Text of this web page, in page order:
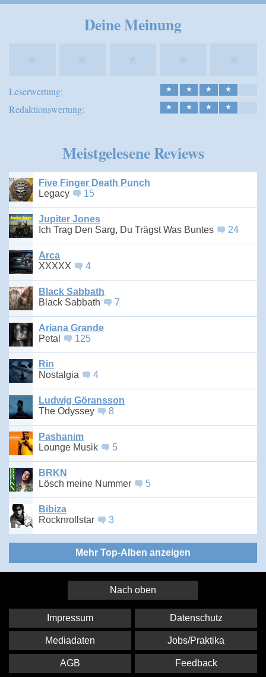
Deine Meinung
Leserwertung: ★ ★ ★ ★
Redaktionswertung: ★ ★ ★ ★
Meistgelesene Reviews
Five Finger Death Punch
Legacy
15
Jupiter Jones
Ich Trag Den Sarg, Du Trägst Was Buntes
24
Arca
XXXXX
4
Black Sabbath
Black Sabbath
7
Ariana Grande
Petal
125
Rin
Nostalgia
4
Ludwig Göransson
The Odyssey
8
Pashanim
Lounge Musik
5
BRKN
Lösch meine Nummer
5
Bibiza
Rocknrollstar
3
Mehr Top-Alben anzeigen
Nach oben
Impressum Datenschutz
Mediadaten Jobs/Praktika
AGB Feedback